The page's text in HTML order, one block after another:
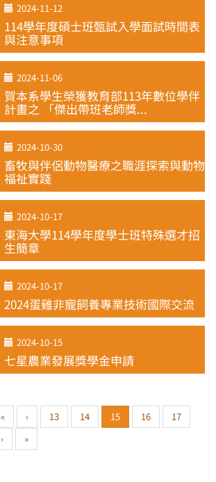
2024-11-12
114學年度碩士班甄試入學面試時間表
與注意事項
2024-11-06
賀本系學生榮獲教育部113年數位學伴
計畫之 「傑出帶班老師獎...
2024-10-30
畜牧與伴侶動物醫療之職涯探索與動物
福祉實踐
2024-10-17
東海大學114學年度學士班特殊選才招
生簡章
2024-10-17
2024蛋雞非寵飼養專業技術國際交流
2024-10-15
七星農業發展獎學金申請
« ‹ 13 14 15 16
17
›
»